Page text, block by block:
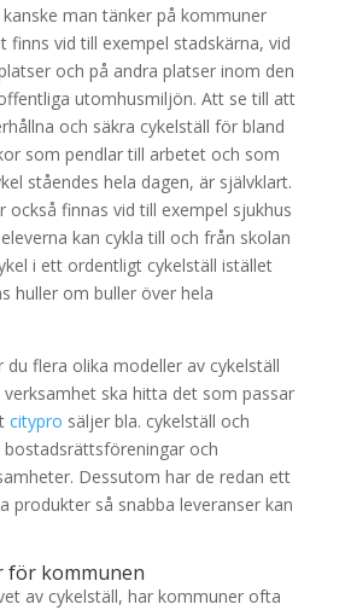
man tänker på kommuner
finns vid till exempel stadskärna, vid
och på andra platser inom den
utomhusmiljön. Att se till att
och säkra cykelställ för bland
som pendlar till arbetet och som
ståendes hela dagen, är självklart.
också finnas vid till exempel sjukhus
kan cykla till och från skolan
i ett ordentligt cykelställ istället
huller om buller över hela
du flera olika modeller av cykelställ
ska hitta det som passar
citypro säljer bla. cykelställ och
och
Dessutom har de redan ett
produkter så snabba leveranser kan
för kommunen
av cykelställ, har kommuner ofta